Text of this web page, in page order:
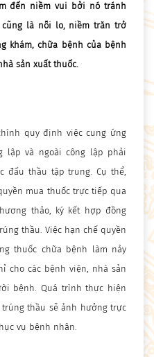
đến niềm vui bởi nó tránh
là nỗi lo, niềm trăn trở
khám, chữa bệnh của bệnh
sản xuất thuốc.
quy định việc cung ứng
lập và ngoài công lập phải
đấu thầu tập trung. Cụ thể,
mua thuốc trực tiếp qua
thảo, ký kết hợp đồng
thầu. Việc hạn chế quyền
thuốc chữa bệnh làm nảy
cho các bệnh viện, nhà sản
bệnh. Quá trình thực hiện
thầu sẽ ảnh hưởng trực
vụ bệnh nhân.